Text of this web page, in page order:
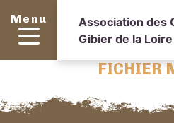
Menu
Association des
Gibier de la Loire
FICHIER